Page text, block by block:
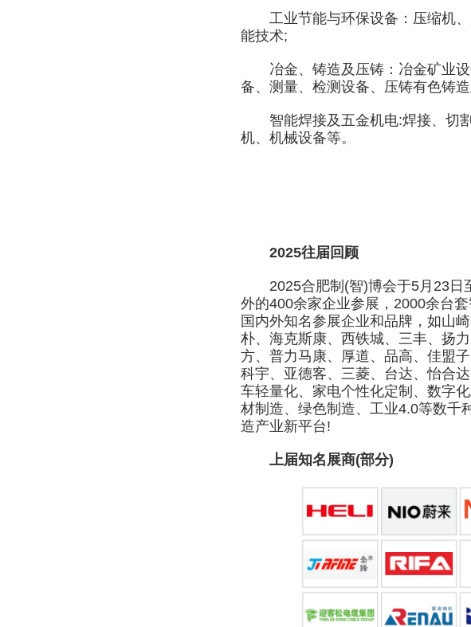
工业节能与环保设备：压缩机、
能技术;
冶金、铸造及压铸：冶金矿业设
备、测量、检测设备、压铸有色铸
智能焊接及五金机电:焊接、切割
机、机械设备等。
2025往届回顾
2025合肥制(智)博会于5月23日
外的400余家企业参展，2000余台
国内外知名参展企业和品牌，如山
朴、海克斯康、西铁城、三丰、扬
方、普力马康、厚道、品高、佳盟
科宇、亚德客、三菱、台达、怡合
车轻量化、家电个性化定制、数字
材制造、绿色制造、工业4.0等数千
造产业新平台!
上届知名展商(部分)